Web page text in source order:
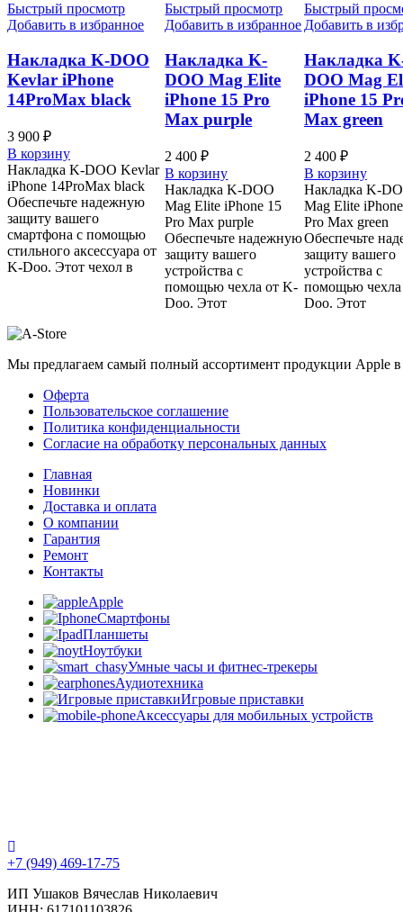
Быстрый просмотр
Добавить в избранное
Накладка K-DOO
Kevlar iPhone
14ProMax black
3 900 ₽
В корзину
Накладка K-DOO Kevlar
iPhone 14ProMax black
Обеспечьте надежную
защиту вашего
смартфона с помощью
стильного аксессуара от
K-Doo. Этот чехол в
Быстрый просмотр
Добавить в избранное
Накладка K-
DOO Mag Elite
iPhone 15 Pro
Max purple
2 400₽
В корзину
Накладка K-DOO
Mag Elite iPhone 15
Pro Max purple
Обеспечьте надежную
защиту вашего
устройства с
помощью чехла от K-
Doo. Этот
Быстрый
Добавить в
Накладка
DOO Mag
iPhone 15
Max green
2 400 ₽
В корзину
Накладка K-
Mag Elite
Pro Max green
Обеспечьте
защиту вашего
устройства с
помощью
Doo. Этот
Мы предлагаем самый полный ассортимент продукции Apple
Оферта
Пользовательское соглашение
Политика конфиденциальности
Согласие на обработку персональных данных
Главная
Новинки
Доставка и оплата
О компании
Гарантия
Ремонт
Контакты
Apple
Смартфоны
Планшеты
Ноутбуки
Умные часы и фитнес-трекеры
Аудиотехника
Игровые приставки
Аксессуары для мобильных устройств
+7 (949) 469-17-75
ИП Ушаков Вячеслав Николаевич